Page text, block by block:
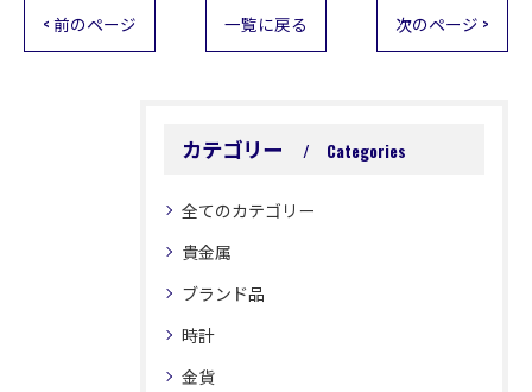
< 前のページ 一覧に戻る 次のページ >
カテゴリー Categories
全てのカテゴリー
貴金属
ブランド品
時計
金貨